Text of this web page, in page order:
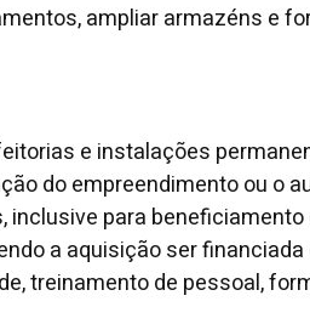
ampliar armazéns e
e instalações
do empreendimento ou o
para
a aquisição ser
treinamento de pessoal,